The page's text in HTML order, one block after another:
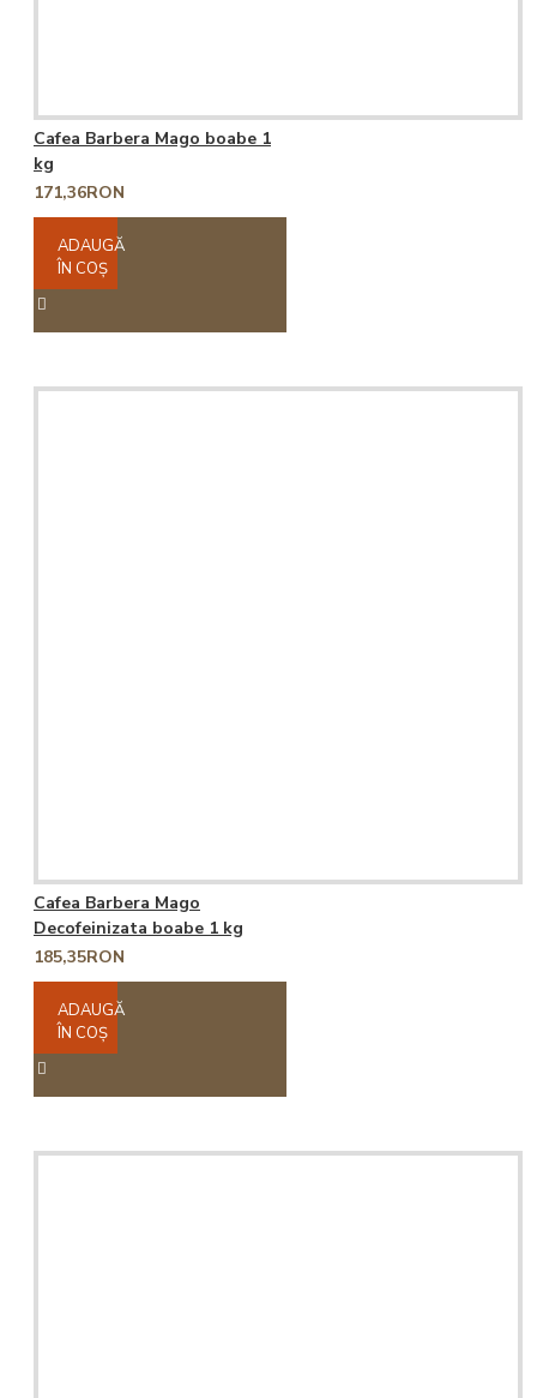
Cafea Barbera Mago boabe 1
kg
171,36RON
ADAUGĂ
ÎN COŞ
Cafea Barbera Mago
Decofeinizata boabe 1 kg
185,35RON
ADAUGĂ
ÎN COŞ